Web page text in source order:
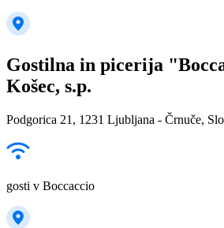
Gostilna in picerija
Košec, s.p.
Podgorica 21, 1231 Ljubljana - Črnuče,
gosti v Boccaccio